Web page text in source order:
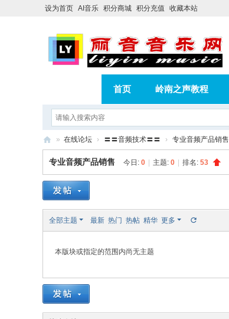
设为首页 AI音乐 积分商城 积分充值 收藏本站
首页 岭南之声教程
相册 分享 记录
音
音
乐
网
» 在线论坛 › 〓〓音频技术〓〓 › 专业音频产品销售
专业音频产品销售 今日: 0 主题: 0 排名: 53
全部主题 最新 热门 热帖 精华 更多
本版块或指定的范围内尚无主题